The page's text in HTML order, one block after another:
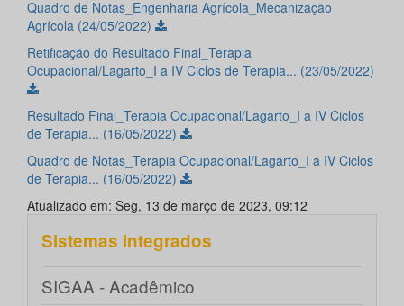
Quadro de Notas_Engenharia Agrícola_Mecanização
Agrícola (24/05/2022)
Retificação do Resultado Final_Terapia
Ocupacional/Lagarto_I a IV Ciclos de Terapia... (23/05/2022)
Resultado Final_Terapia Ocupacional/Lagarto_I a IV Ciclos
de Terapia... (16/05/2022)
Quadro de Notas_Terapia Ocupacional/Lagarto_I a IV Ciclos
de Terapia... (16/05/2022)
Atualizado em: Seg, 13 de março de 2023, 09:12
Sistemas integrados
SIGAA - Acadêmico